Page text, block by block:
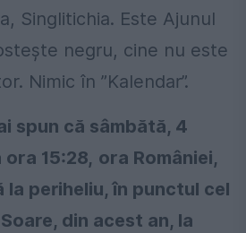
Singlitichia. Este Ajunul
negru, cine nu este
Nimic în ”Kalendar”.
spun că sâmbătă, 4
ora 15:28, ora României,
la periheliu, în punctul cel
din acest an, la